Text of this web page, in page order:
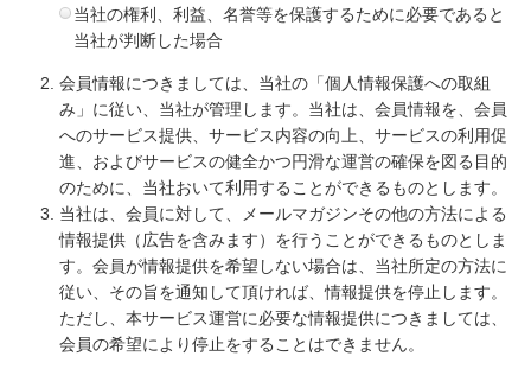
当社の権利、利益、名誉等を保護するために必要であると
当社が判断した場合
会員情報につきましては、当社の「個人情報保護への取組
み」に従い、当社が管理します。当社は、会員情報を、会員
へのサービス提供、サービス内容の向上、サービスの利用促
進、およびサービスの健全かつ円滑な運営の確保を図る目的
のために、当社おいて利用することができるものとします。
当社は、会員に対して、メールマガジンその他の方法による
情報提供（広告を含みます）を行うことができるものとしま
す。会員が情報提供を希望しない場合は、当社所定の方法に
従い、その旨を通知して頂ければ、情報提供を停止します。
ただし、本サービス運営に必要な情報提供につきましては、
会員の希望により停止をすることはできません。